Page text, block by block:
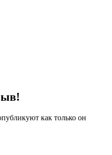
как только он